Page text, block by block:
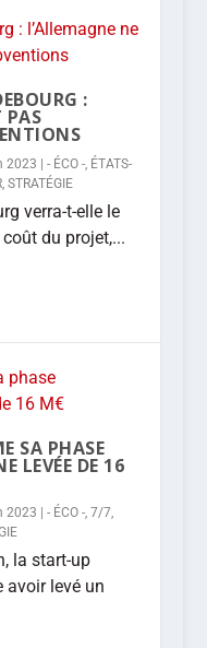
:
PAS
2023 - ÉCO -, ÉTATS-
, STRATÉGIE
verra-t-elle le
du projet,...
SA PHASE
LEVÉE DE 16
2023 - ÉCO -, 7/7,
la start-up
avoir levé un